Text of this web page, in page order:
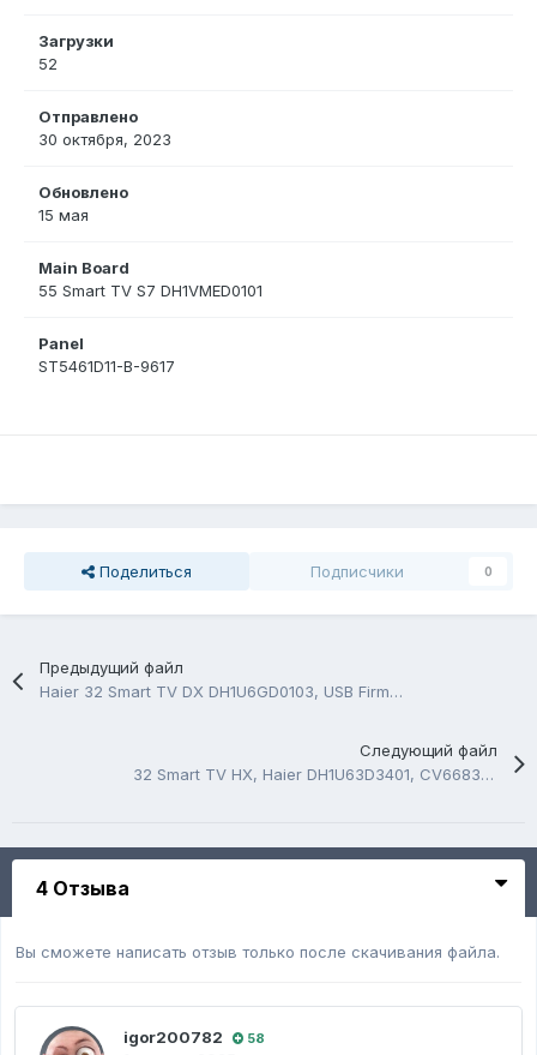
Загрузки
52
Отправлено
30 октября, 2023
Обновлено
15 мая
Main Board
55 Smart TV S7 DH1VMED0101
Panel
ST5461D11-B-9617
Поделиться Подписчики 0
Предыдущий файл
Haier 32 Smart TV DX DH1U6GD0103, USB Firmware Software
Следующий файл
32 Smart TV HX, Haier DH1U63D3401, CV6683H-C42, LCS320AN10-H03, USB Firmware Software
4 Отзыва
Вы сможете написать отзыв только после скачивания файла.
igor200782 58